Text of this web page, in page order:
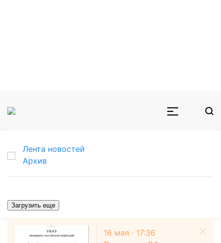
Лента новостей
Архив
Загрузить еще
16 мая · 17:36